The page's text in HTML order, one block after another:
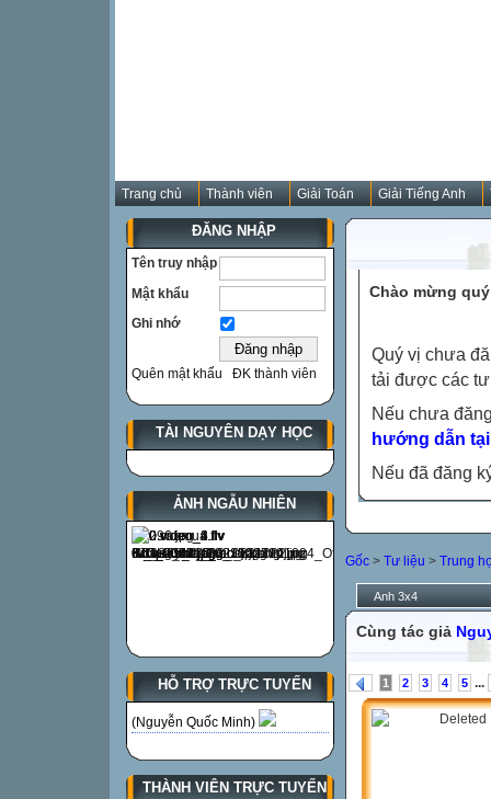
Trang chủ Thành viên Giải Toán Giải Tiếng Anh
ĐĂNG NHẬP
Tên truy nhập
Mật khẩu
Ghi nhớ
Quên mật khẩu ĐK thành viên
TÀI NGUYÊN DẠY HỌC
ẢNH NGẪU NHIÊN
HỖ TRỢ TRỰC TUYẾN
(Nguyễn Quốc Minh)
THÀNH VIÊN TRỰC TUYẾN
Chào mừng
Quý vị chưa
tải được các
Nếu chưa
hướng dẫn
Nếu đã đăng
Gốc > Tư liệu > Trung
Anh 3x4
Cùng tác giả
1 2 3 4 5 ...